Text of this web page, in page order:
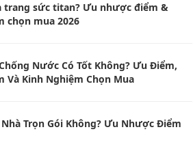
trang sức titan? Ưu nhược điểm &
chọn mua 2026
Nước Có Tốt Không? Ưu Điểm,
Và Kinh Nghiệm Chọn Mua
Nhà Trọn Gói Không? Ưu Nhược Điểm